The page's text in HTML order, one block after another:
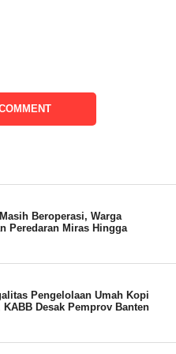
kelurahan yang berperan dan
kepala lurah ini tujuannya
dapat berpartisipasi aktif
sebagai ketua karang
Beroperasi, Warga
Peredaran Miras Hingga
Pengelolaan Umah Kopi
Desak Pemprov Banten